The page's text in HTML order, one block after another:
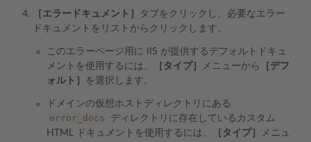
［エラードキュメント］
タブをクリックし、必要なエラー
ドキュメントをリストからクリックします。
このエラーページ用に IIS が提供するデフォルトドキュ
メントを使用するには、
［タイプ］ メニューから
［デフ
ォルト］
を選択します。
ドメインの仮想ホストディレクトリにある
error_docs
ディレクトリに存在しているカスタム
HTML ドキュメントを使用するには、
［タイプ］
メニュ